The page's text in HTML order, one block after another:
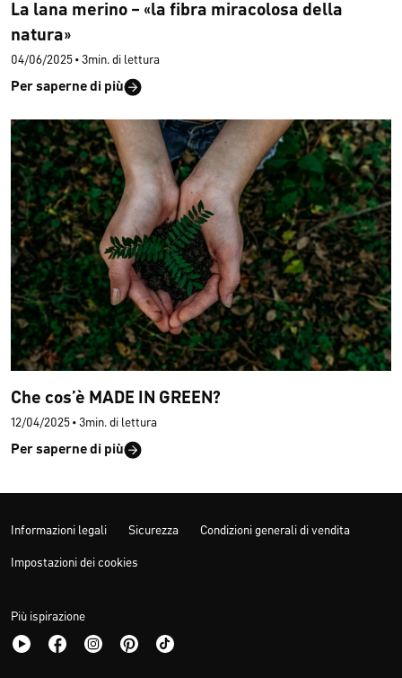
La lana merino – «la fibra miracolosa della
natura»
04/06/2025 • 3min. di lettura
Per saperne di più
Che cos’è MADE IN GREEN?
12/04/2025 • 3min. di lettura
Per saperne di più
Informazioni legali Sicurezza Condizioni generali di vendita
Impostazioni dei cookies
Più ispirazione